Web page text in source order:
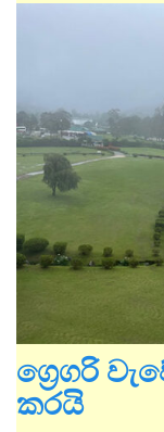
ග්‍රෙගරි
කරයි